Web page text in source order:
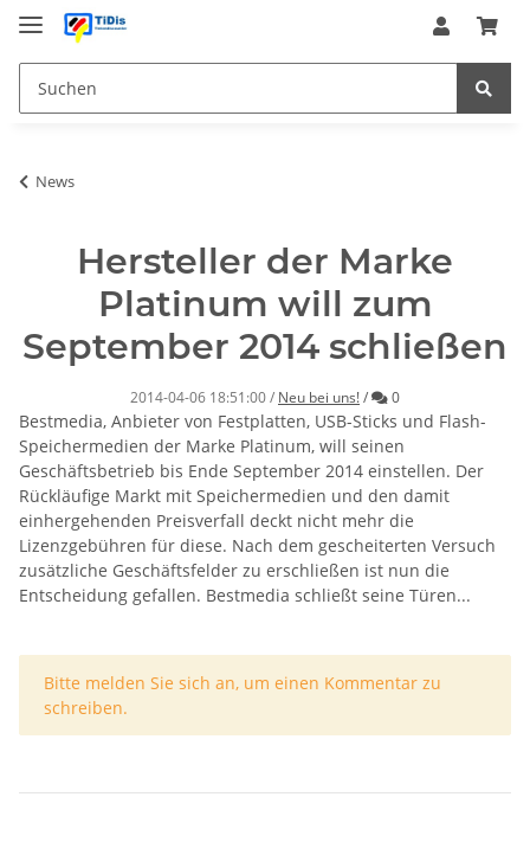
News
Hersteller der Marke
Platinum will zum
September 2014 schließen
2014-04-06 18:51:00/ Neu bei uns!/ Kommentare
0
Bestmedia, Anbieter von Festplatten, USB-Sticks und Flash-
Speichermedien der Marke Platinum, will seinen
Geschäftsbetrieb bis Ende September 2014 einstellen. Der
Rückläufige Markt mit Speichermedien und den damit
einhergehenden Preisverfall deckt nicht mehr die
Lizenzgebühren für diese. Nach dem gescheiterten Versuch
zusätzliche Geschäftsfelder zu erschließen ist nun die
Entscheidung gefallen. Bestmedia schließt seine Türen...
x
Bitte melden Sie sich an, um einen Kommentar zu
schreiben.